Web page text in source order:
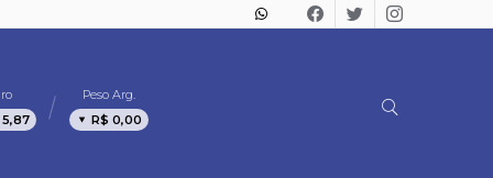
5,87
Peso Arg.
R$ 0,00